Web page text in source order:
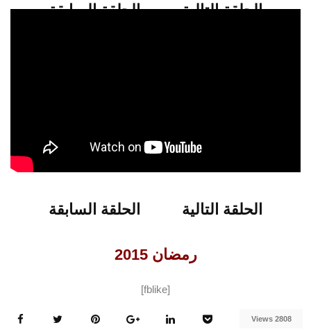
الحلقة التالية الحلقة السابقة
الحلقة التالية الحلقة السابقة
رمضان 2015
[fblike]
2808 Views